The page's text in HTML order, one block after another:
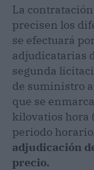
La
precisen los
se efectuará
adjudicatarias
segunda
de suministro
que se
kilovatios hora
periodo horario.
adjudicación
precio.